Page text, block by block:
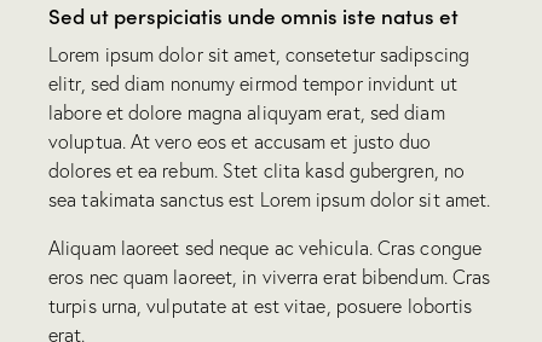
Sed ut perspiciatis unde omnis iste natus et
Lorem ipsum dolor sit amet, consetetur sadipscing
elitr, sed diam nonumy eirmod tempor invidunt ut
labore et dolore magna aliquyam erat, sed diam
voluptua. At vero eos et accusam et justo duo
dolores et ea rebum. Stet clita kasd gubergren, no
sea takimata sanctus est Lorem ipsum dolor sit amet.
Aliquam laoreet sed neque ac vehicula. Cras congue
eros nec quam laoreet, in viverra erat bibendum. Cras
turpis urna, vulputate at est vitae, posuere lobortis
erat.